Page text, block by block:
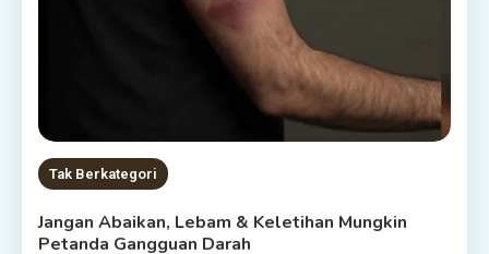
Tak Berkategori
Jangan Abaikan, Lebam & Keletihan Mungkin
Petanda Gangguan Darah